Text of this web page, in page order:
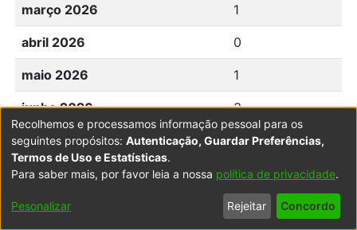
março 2026 1
abril 2026 0
maio 2026 1
junho 2026 3
julho 2026 0
agosto 2026 0
Recolhemos e processamos informação pessoal para os
seguintes propósitos: Autenticação, Guardar Preferências,
Termos de Uso e Estatísticas.
Para saber mais, por favor leia a nossa política de privacidade.
Pesonalizar Rejeitar Concordo